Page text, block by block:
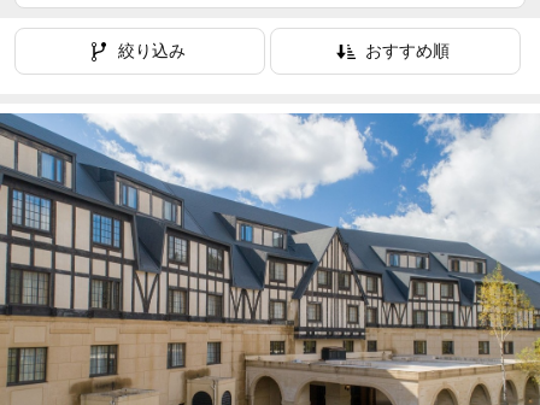
絞り込み おすすめ順